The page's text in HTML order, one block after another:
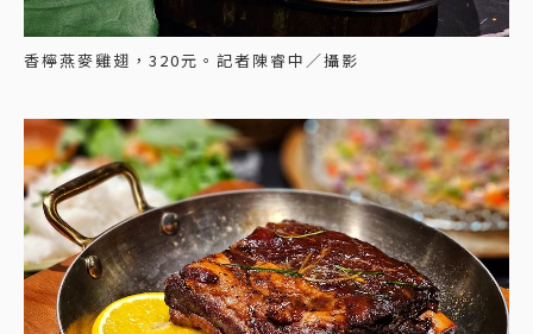
香檸燕麥雞翅，320元。記者陳睿中／攝影